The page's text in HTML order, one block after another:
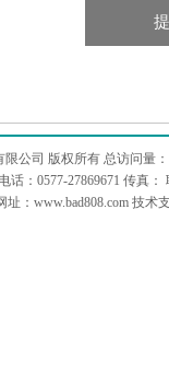
公司 版权所有 总访问量：
电话：0577-27869671 传真
址：www.bad808.com 技